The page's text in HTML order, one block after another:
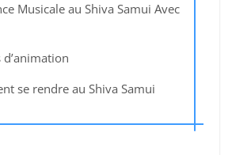
Musicale au Shiva Samui Avec
d’animation
se rendre au Shiva Samui